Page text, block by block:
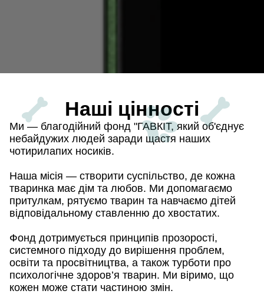
Наші цінності
Ми — благодійний фонд "ГАВКІТ, який об'єднує
небайдужих людей заради щастя наших
чотирилапих носиків.
Наша місія — створити суспільство, де кожна
тваринка має дім та любов. Ми допомагаємо
притулкам, рятуємо тварин та навчаємо дітей
відповідальному ставленню до хвостатих.
Фонд дотримується принципів прозорості,
системного підходу до вирішення проблем,
освіти та просвітництва, а також турботи про
психологічне здоров’я тварин. Ми віримо, що
кожен може стати частиною змін.